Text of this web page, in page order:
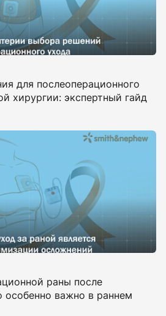
для послеоперационного
хирургии: экспертный гайд
раны после
особенно важно в раннем